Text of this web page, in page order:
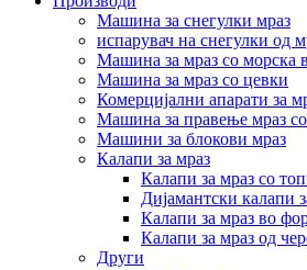
Машина за снегулки мраз
испарувач на снегулки од
Машина за мраз со морска
Машина за мраз со цевки
Комерцијални апарати за
Машина за правење мраз
Машини за блокови мраз
Калапи за мраз
Калапи за мраз со
Дијамантски калапи
Калапи за мраз во
Калапи за мраз од
Други